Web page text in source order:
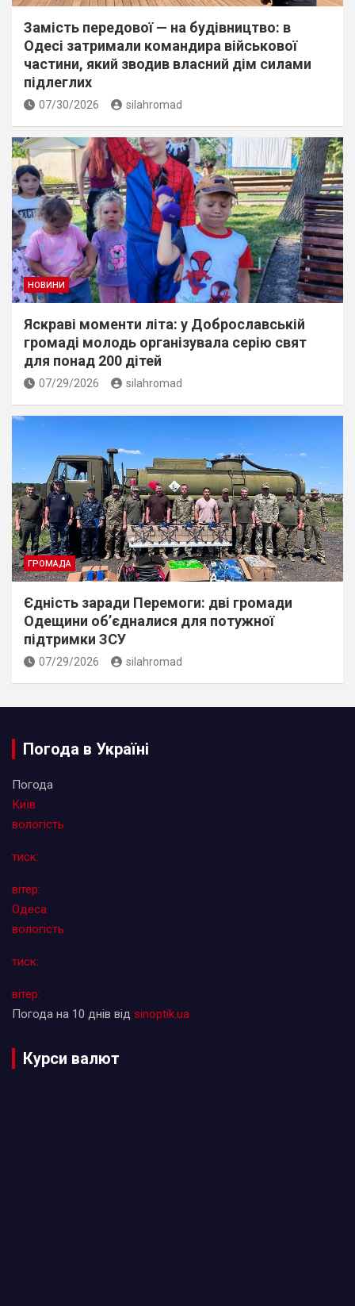
Замість передової — на будівництво: в
Одесі затримали командира військової
частини, який зводив власний дім силами
підлеглих
07/30/2026 silahromad
НОВИНИ
Яскраві моменти літа: у Доброславській
громаді молодь організувала серію свят
для понад 200 дітей
07/29/2026 silahromad
ГРОМАДА
Єдність заради Перемоги: дві громади
Одещини об’єдналися для потужної
підтримки ЗСУ
07/29/2026 silahromad
Погода в Україні
Погода
Київ
вологість:
тиск:
вітер:
Одеса
вологість:
тиск:
вітер:
Погода на 10 днів від sinoptik.ua
Курси валют